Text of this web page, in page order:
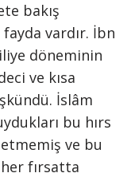
bakış
vardır. İbn
döneminin
ve kısa
İslâm
bu hırs
ve bu
fırsatta